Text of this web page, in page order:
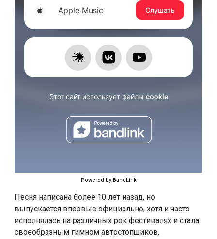
Powered by BandLink
Песня написана более 10 лет назад, но
выпускается впервые официально, хотя и часто
исполнялась на различных рок фестивалях и стала
своеобразным гимном автостопщиков,